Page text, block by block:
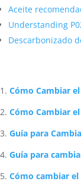
Aceite
Understanding
Descarbonizado
Cómo Cambiar
Cómo Cambiar
Guía para
Guía para
Cómo cambiar